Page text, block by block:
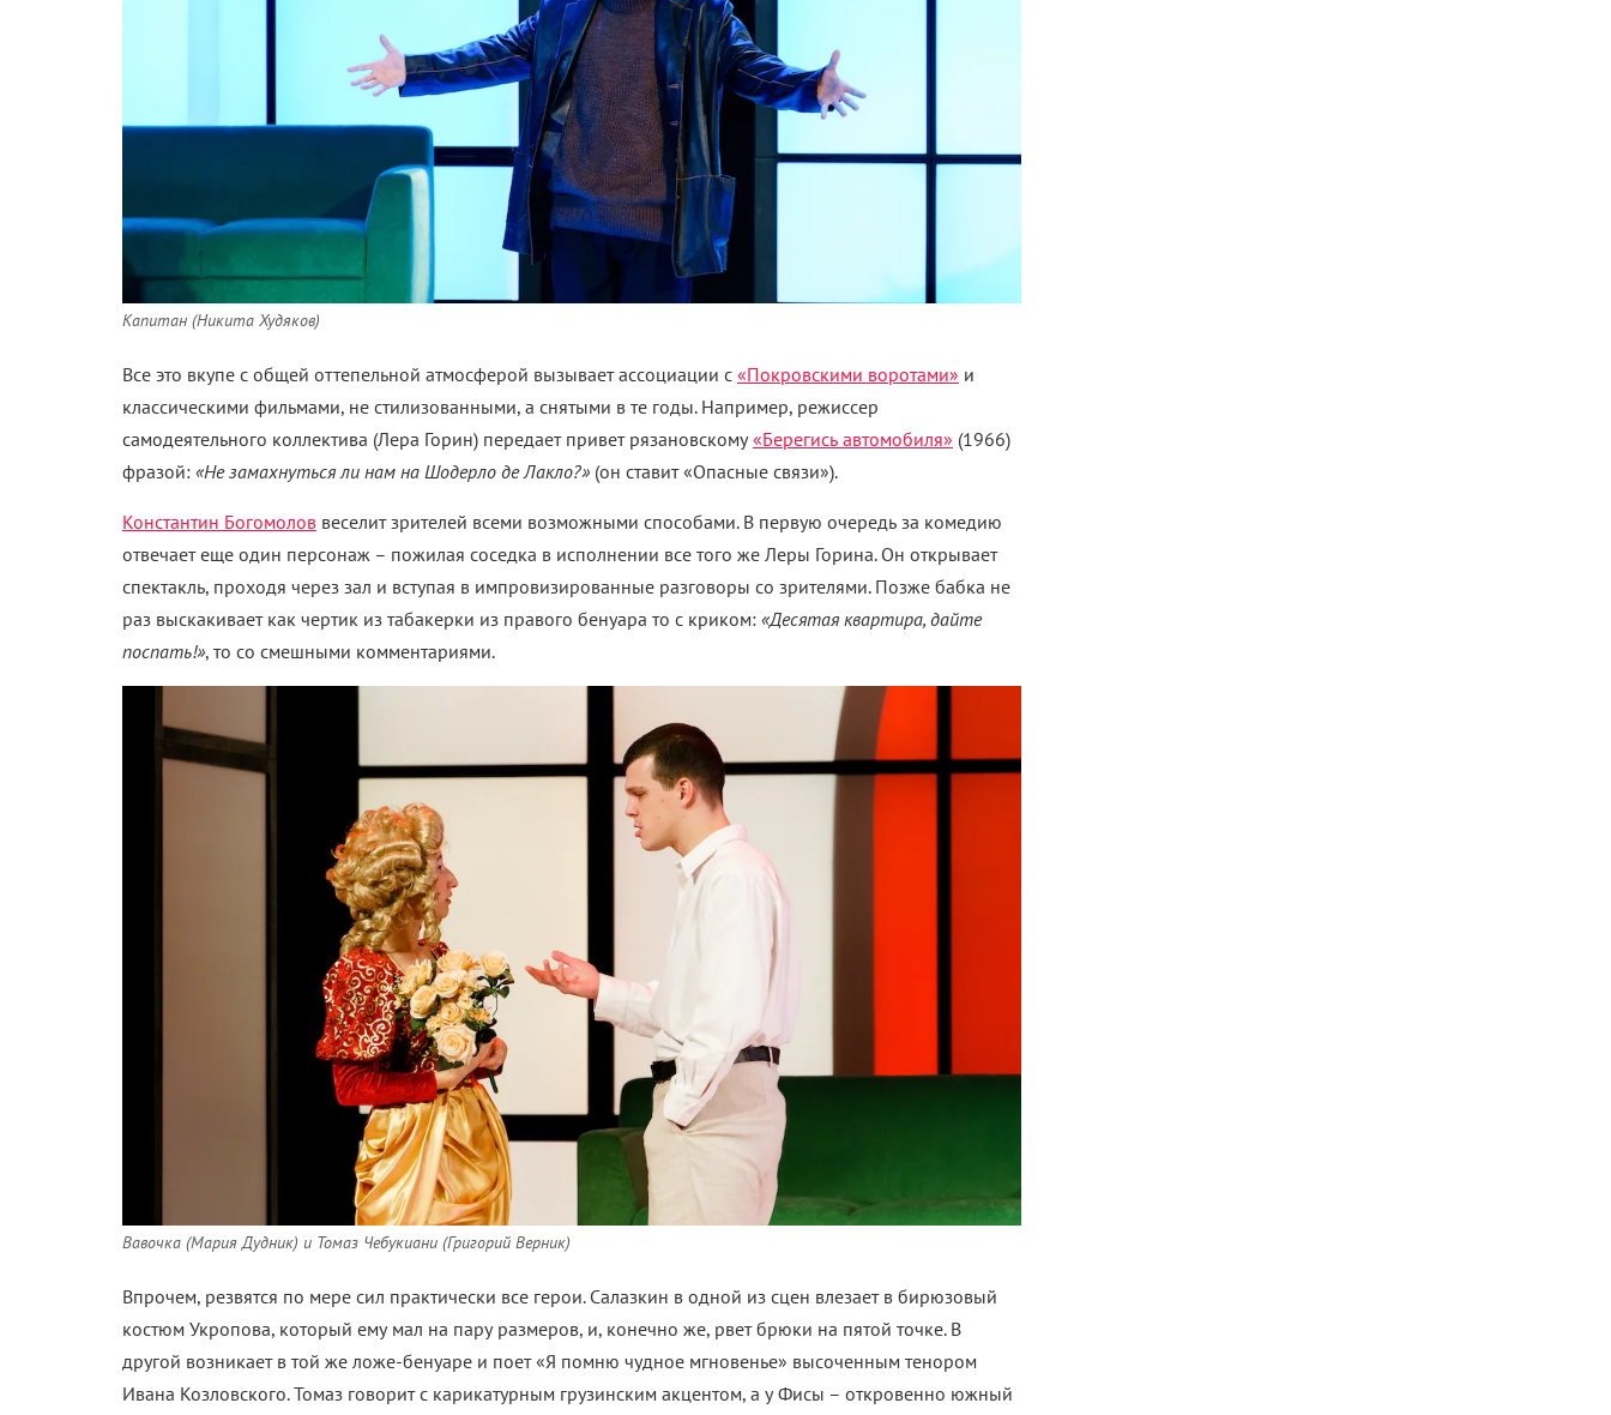
Капитан (Никита Худяков)
Все это вкупе с общей оттепельной атмосферой вызывает ассоциации с «Покровскими воротами» и
классическими фильмами, не стилизованными, а снятыми в те годы. Например, режиссер
самодеятельного коллектива (Лера Горин) передает привет рязановскому«Берегись автомобиля» (1966)
фразой: «Не замахнуться ли нам на Шодерло де Лакло?» (он ставит «Опасные связи»).
Константин Богомолов веселит зрителей всеми возможными способами. В первую очередь за комедию
отвечает еще один персонаж – пожилая соседка в исполнении все того же Леры Горина. Он открывает
спектакль, проходя через зал и вступая в импровизированные разговоры со зрителями. Позже бабка не
раз выскакивает как чертик из табакерки из правого бенуара то с криком: «Десятая квартира, дайте
поспать!», то со смешными комментариями.
Вавочка (Мария Дудник) и Томаз Чебукиани (Григорий Верник)
Впрочем, резвятся по мере сил практически все герои. Салазкин в одной из сцен влезает в бирюзовый
костюм Укропова, который ему мал на пару размеров, и, конечно же, рвет брюки на пятой точке. В
другой возникает в той же ложе-бенуаре и поет «Я помню чудное мгновенье» высоченным тенором
Ивана Козловского. Томаз говорит с карикатурным грузинским акцентом, а у Фисы – откровенно южный